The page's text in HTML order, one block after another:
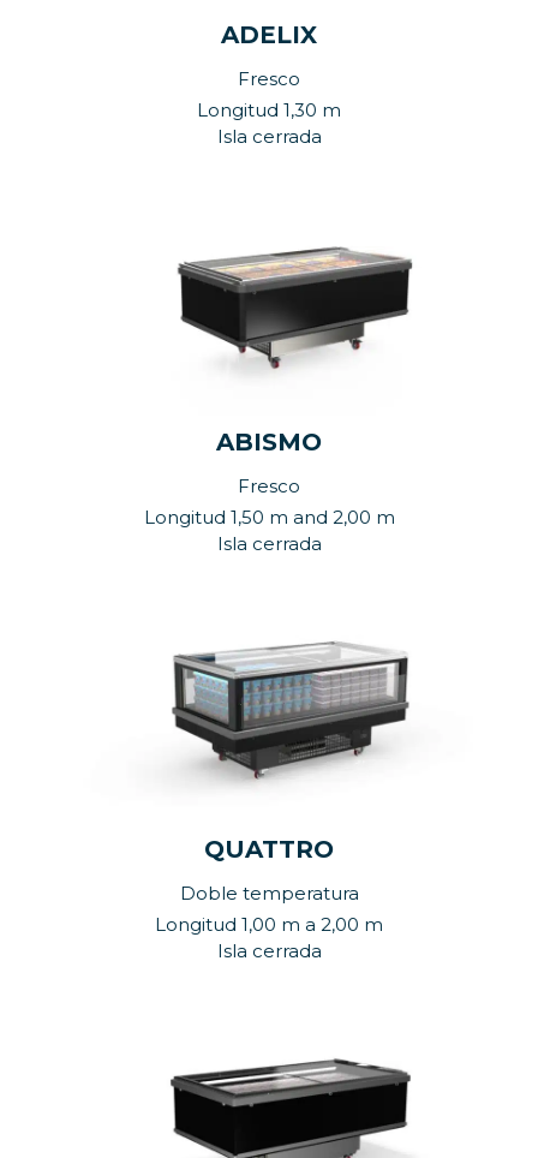
ADELIX
Fresco
Longitud 1,30 m
Isla cerrada
ABISMO
Fresco
Longitud 1,50 m and 2,00 m
Isla cerrada
QUATTRO
Doble temperatura
Longitud 1,00 m a 2,00 m
Isla cerrada